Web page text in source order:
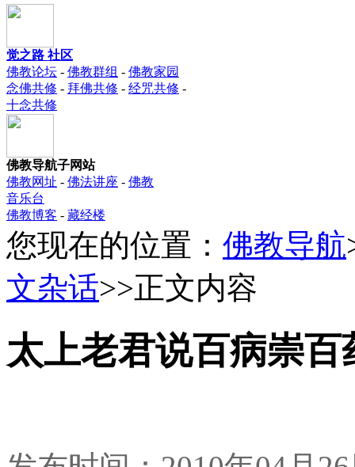
觉之路 社区
佛教论坛 - 佛教群组 - 佛教家园
念佛共修 - 拜佛共修 - 经咒共修 -
十念共修
佛教导航子网站
佛教网址 - 佛法讲座 - 佛教
音乐台
佛教博客 - 藏经楼
您现在的位置： 佛教导航
文杂话>>正文内容
太上老君说百病崇百